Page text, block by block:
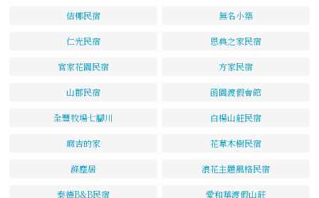
佶椰民宿 無名小築
仁光民宿 恩典之家民宿
官家花園民宿 方家民宿
山郡民宿 函園渡假會館
全豐牧場七腳川 白楊山莊民宿
麻吉的家 花草木樹民宿
滌塵居 浪花主題風格民宿
泰德B&B民宿 愛和華渡假山莊